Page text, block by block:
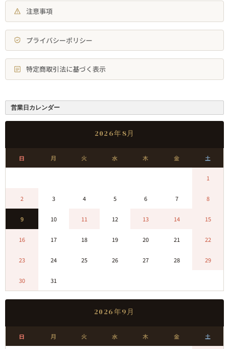
注意事項
プライバシーポリシー
特定商取引法に基づく表示
営業日カレンダー
2026年8月
日 月 火 水 木 金 土
1
2 3 4 5 6 7 8
9 10 11 12 13 14 15
16 17 18 19 20 21 22
23 24 25 26 27 28 29
30 31
2026年9月
日 月 火 水 木 金 土